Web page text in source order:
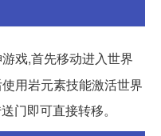
戏,首先移动进入世界
用岩元素技能激活世界
门即可直接转移。